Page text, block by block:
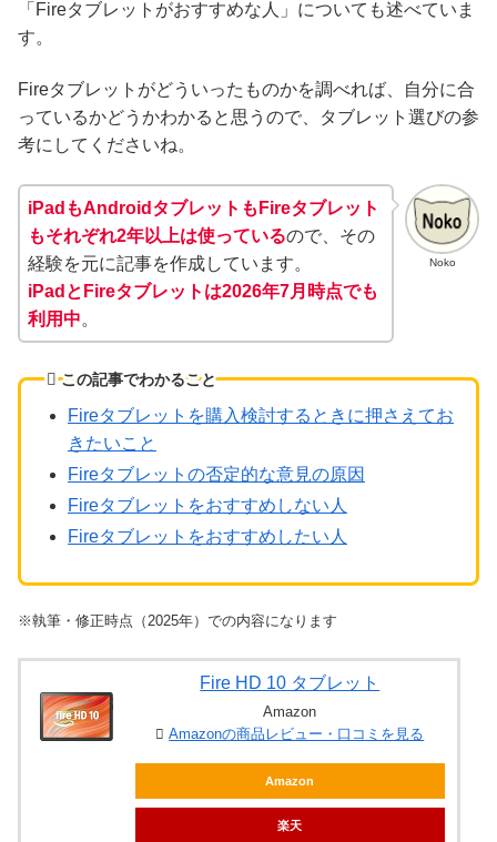
「Fireタブレットがおすすめな人」についても述べていま
す。
Fireタブレットがどういったものかを調べれば、自分に合
っているかどうかわかると思うので、タブレット選びの参
考にしてくださいね。
Noko
iPadもAndroidタブレットもFireタブレット
もそれぞれ2年以上は使っているので、その
経験を元に記事を作成しています。
iPadとFireタブレットは2026年7月時点でも
利用中。
この記事でわかること
Fireタブレットを購入検討するときに押さえてお
きたいこと
Fireタブレットの否定的な意見の原因
Fireタブレットをおすすめしない人
Fireタブレットをおすすめしたい人
※執筆・修正時点（2025年）での内容になります
Fire HD 10 タブレット
Amazon
Amazonの商品レビュー・口コミを見る
Amazon
楽天